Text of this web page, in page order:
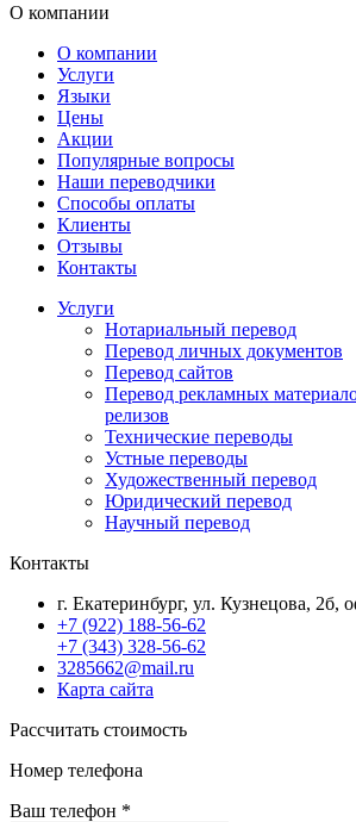
О компании
О компании
Услуги
Языки
Цены
Акции
Популярные вопросы
Наши переводчики
Способы оплаты
Клиенты
Отзывы
Контакты
Услуги
Нотариальный перевод
Перевод личных документов
Перевод сайтов
Перевод рекламных
релизов
Технические переводы
Устные переводы
Художественный перевод
Юридический перевод
Научный перевод
Контакты
г. Екатеринбург, ул. Кузнецова, 2б,
+7 (922) 188-56-62
+7 (343) 328-56-62
3285662@mail.ru
Карта сайта
Рассчитать стоимость
Номер телефона
Ваш телефон *